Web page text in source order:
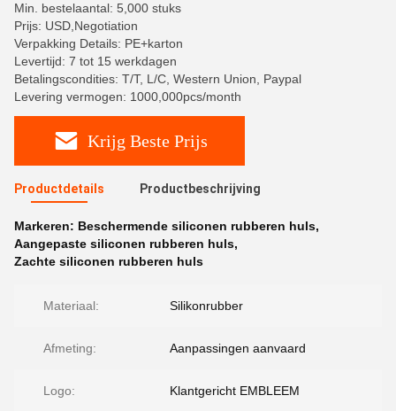
Min. bestelaantal: 5,000 stuks
Prijs: USD,Negotiation
Verpakking Details: PE+karton
Levertijd: 7 tot 15 werkdagen
Betalingscondities: T/T, L/C, Western Union, Paypal
Levering vermogen: 1000,000pcs/month
Krijg Beste Prijs
Productdetails Productbeschrijving
Markeren: Beschermende siliconen rubberen huls,
Aangepaste siliconen rubberen huls,
Zachte siliconen rubberen huls
Materiaal: Silikonrubber
Afmeting: Aanpassingen aanvaard
Logo: Klantgericht EMBLEEM